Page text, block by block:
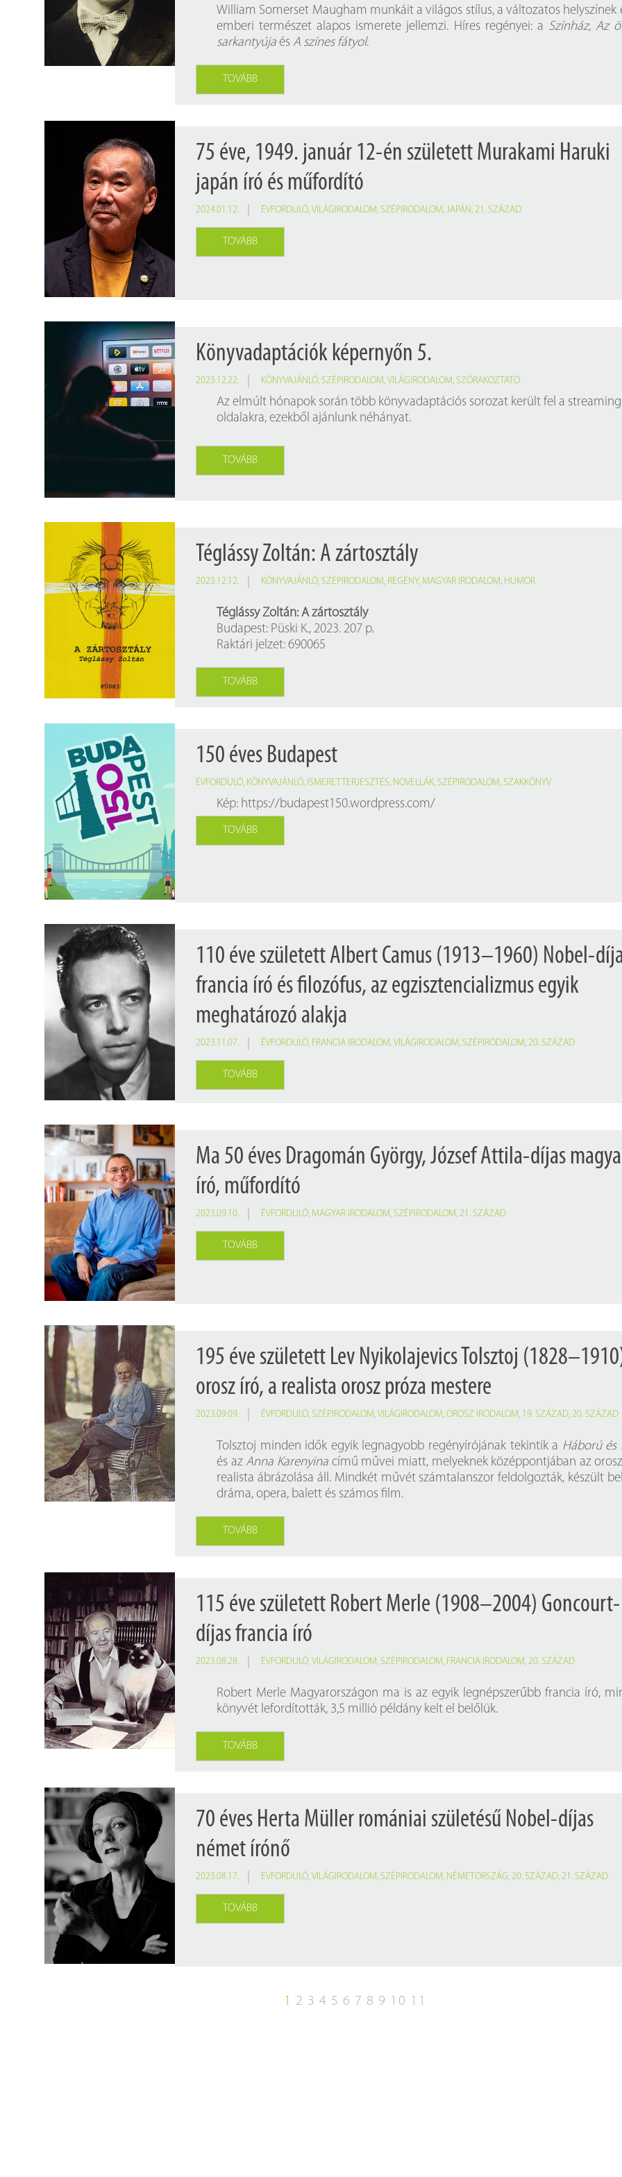
Findura Imre-díszoklevéllel kitüntetett kollégáink
Galéria
Pályázatok
Próbahozzáférések Kitekintő
Könyvtári
William Somerset Maugham munkáit a világos stílus, a változatos helyszínek
emberi természet alapos ismerete jellemzi. Híres regényei: a Színház, Az
sarkantyúja ésA színes fátyol.
TOVÁBB
75 éve, 1949. január 12-én született Murakami Haruki
japán író és műfordító
2024.01.12. ÉVFORDULÓ,VILÁGIRODALOM,SZÉPIRODALOM,JAPÁN,21. SZÁZAD
TOVÁBB
Könyvadaptációk képernyőn 5.
2023.12.22. KÖNYVAJÁNLÓ,SZÉPIRODALOM,VILÁGIRODALOM,SZÓRAKOZTATÓ
Az elmúlt hónapok során több könyvadaptációs sorozat került fel a streaming
oldalakra, ezekből ajánlunk néhányat.
TOVÁBB
Téglássy Zoltán: A zártosztály
2023.12.12. KÖNYVAJÁNLÓ,SZÉPIRODALOM, REGÉNY, MAGYAR IRODALOM, HUMOR
Téglássy Zoltán: A zártosztály
Budapest: Püski K., 2023. 207 p.
Raktári jelzet: 690065
TOVÁBB
150 éves Budapest
ÉVFORDULÓ, KÖNYVAJÁNLÓ, ISMERETTERJESZTÉS, NOVELLÁK,SZÉPIRODALOM,SZAKKÖNYV
Kép: https://budapest150.wordpress.com/
TOVÁBB
110 éve született Albert Camus (1913–1960) Nobel-
francia író és filozófus, az egzisztencializmus egyik
meghatározó alakja
2023.11.07. ÉVFORDULÓ, FRANCIA IRODALOM,VILÁGIRODALOM,SZÉPIRODALOM,20. SZÁZAD
TOVÁBB
Ma 50 éves Dragomán György, József Attila-díjas
író, műfordító
2023.09.10. ÉVFORDULÓ, MAGYAR IRODALOM,SZÉPIRODALOM,21. SZÁZAD
TOVÁBB
195 éve született Lev Nyikolajevics Tolsztoj
orosz író, a realista orosz próza mestere
2023.09.09. ÉVFORDULÓ,SZÉPIRODALOM,VILÁGIRODALOM,OROSZ IRODALOM, 19. SZÁZAD,20. SZÁZAD
Tolsztoj minden idők egyik legnagyobb regényírójának tekintik a Háború és
és azAnna Karenyina című művei miatt, melyeknek középpontjában az
realista ábrázolása áll. Mindkét művét számtalanszor feldolgozták, készült
dráma, opera, balett és számos film.
TOVÁBB
115 éve született Robert Merle (1908–2004) Goncourt-
díjas francia író
2023.08.28. ÉVFORDULÓ,VILÁGIRODALOM,SZÉPIRODALOM, FRANCIA IRODALOM,20. SZÁZAD
Robert Merle Magyarországon ma is az egyik legnépszerűbb francia író,
könyvét lefordították, 3,5 millió példány kelt el belőlük.
TOVÁBB
70 éves Herta Müller romániai születésű Nobel-díjas
német írónő
2023.08.17. ÉVFORDULÓ,VILÁGIRODALOM,SZÉPIRODALOM, NÉMETORSZÁG,20. SZÁZAD,21. SZÁZAD
TOVÁBB
1 2 3 4 5 6 7 8 9 10 11